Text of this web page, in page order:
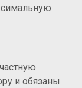
и обязаны